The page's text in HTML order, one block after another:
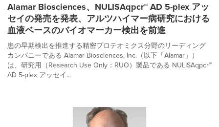
Alamar Biosciences、NULISAqpcr™ AD 5-plex アッ
セイの発売を発表、アルツハイマー病研究における
血液ベースのバイオマーカー検出を前進
患の早期検出を推進する精密プロテオミクス分野のリーディング
カンパニーである Alamar Biosciences, Inc.（以下「Alamar」）
は、研究用（Research Use Only：RUO）製品である NULISAqpcr™
AD 5-plex アッセイ...